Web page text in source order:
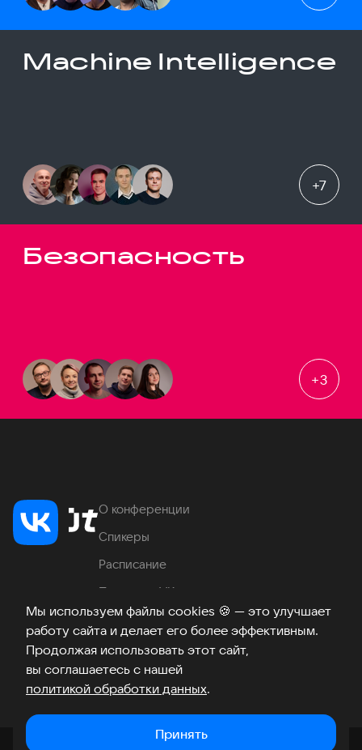
Мы используем файлы cookies 🍪 — это улучшает
работу сайта и делает его более эффективным.
Продолжая использовать этот сайт,
вы соглашаетесь с нашей
политикой обработки данных.
Принять
Machine Intelligence
+7
Безопасность
+3
О конференции
Спикеры
Расписание
Продукты VK
Место проведения
Часто задаваемые вопросы
ТелеграмВКонтакте
Хабр
Возникли вопросы? ©2026